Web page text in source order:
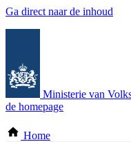
Ga direct naar de inhoud
Ministerie van
de homepage
Home